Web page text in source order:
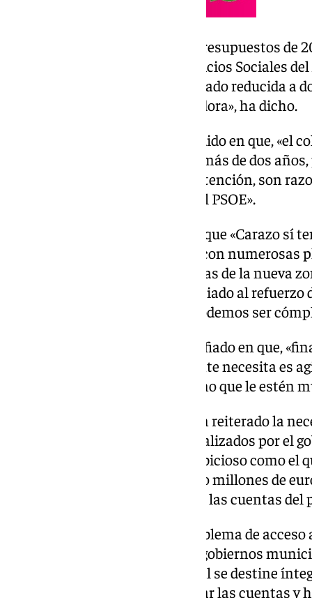
Cuenca ha reclamado que los presupuestos de
22 plazas para reforzar los Servicios Sociales
Carazo, que finalmente ha quedado reducida a
incomprensible y descorazonadora», ha dicho.
Al respecto, el portavoz ha incidido en que, «el
Andalucía y listas de espera de más de dos
personas vulnerables reciban atención, son
justificar esta reivindicación del PSOE».
El socialista ha afeado además que «Carazo sí
plantilla del área de Economía con numerosas
gestiones derivadas de las multas de la nueva
Emisiones, mientras ha renunciado al refuerzo
decisión injusta, de la que no podemos ser
Al respecto, el socialista ha confiado en que,
comprenderán que lo que la gente necesita es
expedientes de Dependencia y no que le estén
Por otro lado, desde el PSOE han reiterado la
empleo del Ayuntamiento, «paralizados por el
impulsa un plan de empleo ambicioso como el
años con una inversión de cinco millones de
colaboración total en el apoyo a las cuentas del
Por último, se he referido al problema de
uno de los grandes retos de los gobiernos
que «la venta de suelo municipal se destine
vivienda asequible y no a cuadrar las cuentas y